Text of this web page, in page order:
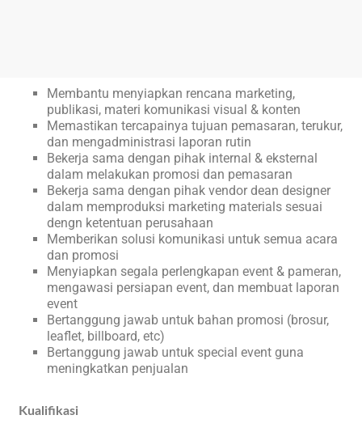
Membantu menyiapkan rencana marketing,
publikasi, materi komunikasi visual & konten
Memastikan tercapainya tujuan pemasaran, terukur,
dan mengadministrasi laporan rutin
Bekerja sama dengan pihak internal & eksternal
dalam melakukan promosi dan pemasaran
Bekerja sama dengan pihak vendor dean designer
dalam memproduksi marketing materials sesuai
dengn ketentuan perusahaan
Memberikan solusi komunikasi untuk semua acara
dan promosi
Menyiapkan segala perlengkapan event & pameran,
mengawasi persiapan event, dan membuat laporan
event
Bertanggung jawab untuk bahan promosi (brosur,
leaflet, billboard, etc)
Bertanggung jawab untuk special event guna
meningkatkan penjualan
Kualifikasi